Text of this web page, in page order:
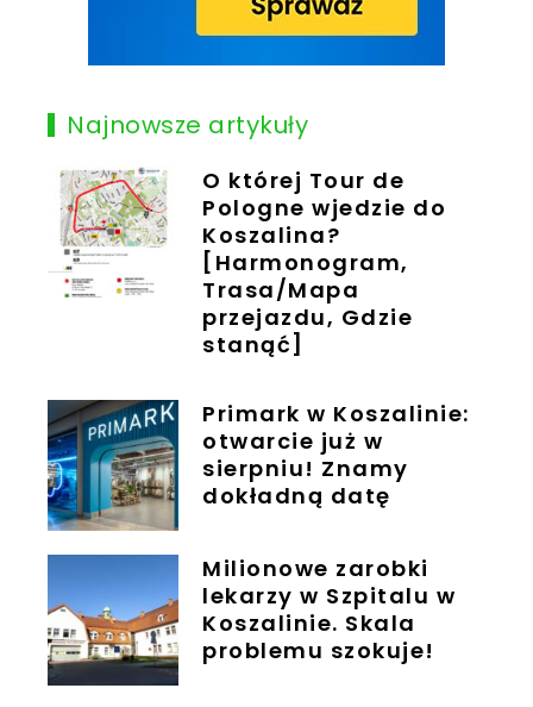
Najnowsze artykuły
O której Tour de
Pologne wjedzie do
Koszalina?
[Harmonogram,
Trasa/Mapa
przejazdu, Gdzie
stanąć]
Primark w Koszalinie:
otwarcie już w
sierpniu! Znamy
dokładną datę
Milionowe zarobki
lekarzy w Szpitalu w
Koszalinie. Skala
problemu szokuje!